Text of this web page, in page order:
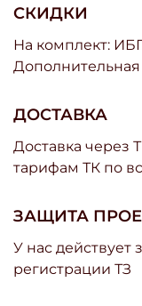
СКИДКИ
На комплект:
Дополнительная
ДОСТАВКА
Доставка через
тарифам ТК по
ЗАЩИТА
У нас действует
регистрации ТЗ